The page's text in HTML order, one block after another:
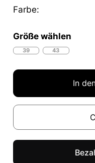
Farbe:
Größe wählen
39 43
In